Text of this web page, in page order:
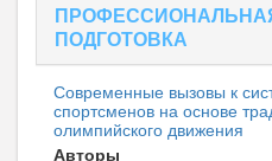
ПОДГОТОВКА
Современные вызовы к
спортсменов на основе
олимпийского движения
Авторы